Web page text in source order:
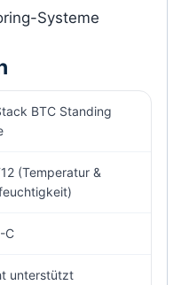
Systeme
BTC Standing
(Temperatur &
C
unterstützt